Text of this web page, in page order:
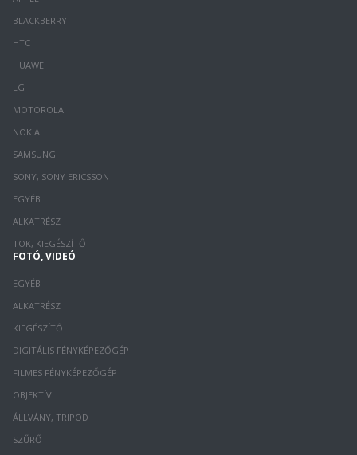
BLACKBERRY
HTC
HUAWEI
LG
MOTOROLA
NOKIA
SAMSUNG
SONY, SONY ERICSSON
EGYÉB
ALKATRÉSZ
TOK, KIEGÉSZÍTŐ
FOTÓ, VIDEÓ
EGYÉB
ALKATRÉSZ
KIEGÉSZÍTŐ
DIGITÁLIS FÉNYKÉPEZŐGÉP
FILMES FÉNYKÉPEZŐGÉP
OBJEKTÍV
ÁLLVÁNY, TRIPOD
SZŰRŐ